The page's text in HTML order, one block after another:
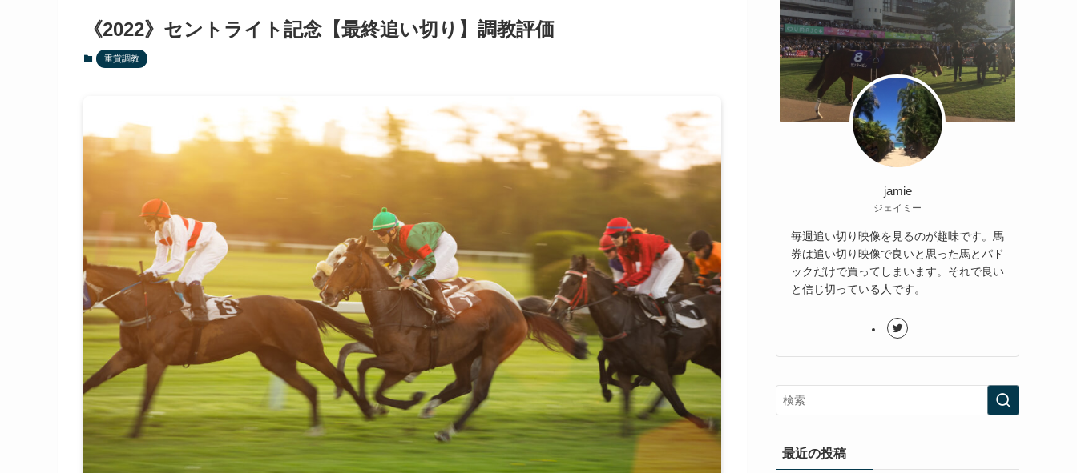
《2022》セントライト記念【最終追い切り】調教評価
重賞調教
jamie
ジェイミー
毎週追い切り映像を見るのが趣味です。馬
券は追い切り映像で良いと思った馬とパド
ックだけで買ってしまいます。それで良い
と信じ切っている人です。
最近の投稿